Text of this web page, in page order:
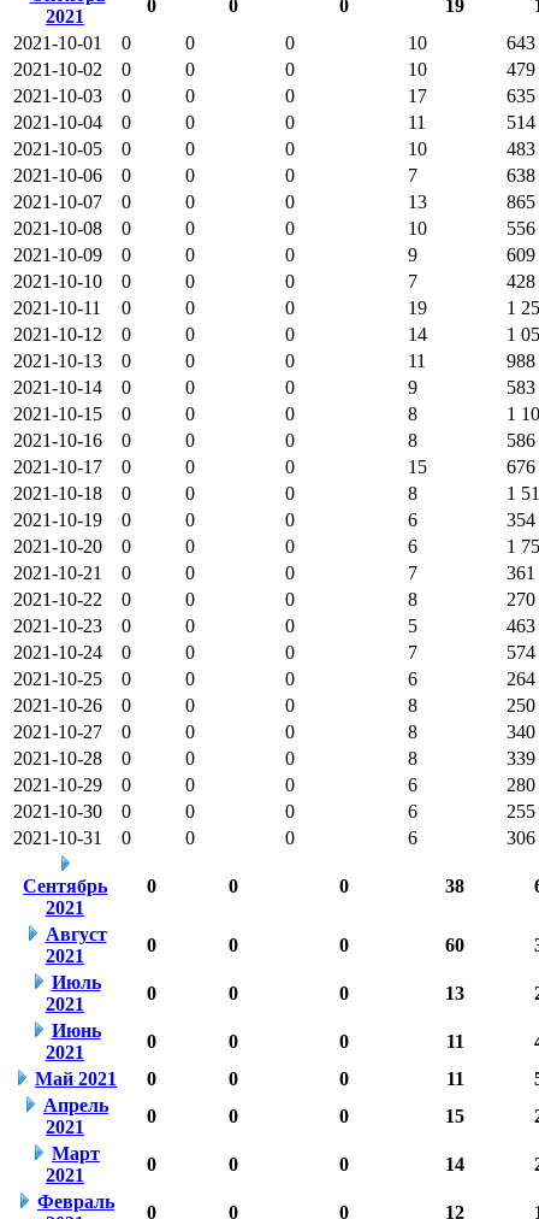
2021
0 0 0 19
2021-10-01
0 0 0 10
643
2021-10-02
0 0 0 10
479
2021-10-03
0 0 0 17
635
2021-10-04
0 0 0 11
514
2021-10-05
0 0 0 10
483
2021-10-06
0 0 0 7
638
2021-10-07
0 0 0 13
865
2021-10-08
0 0 0 10
556
2021-10-09
0 0 0 9
609
2021-10-10
0 0 0 7
428
2021-10-11
0 0 0 19
1
2021-10-12
0 0 0 14
1
2021-10-13
0 0 0 11
988
2021-10-14
0 0 0 9
583
2021-10-15
0 0 0 8
1
2021-10-16
0 0 0 8
586
2021-10-17
0 0 0 15
676
2021-10-18
0 0 0 8
1
2021-10-19
0 0 0 6
354
2021-10-20
0 0 0 6
1
2021-10-21
0 0 0 7
361
2021-10-22
0 0 0 8
270
2021-10-23
0 0 0 5
463
2021-10-24
0 0 0 7
574
2021-10-25
0 0 0 6
264
2021-10-26
0 0 0 8
250
2021-10-27
0 0 0 8
340
2021-10-28
0 0 0 8
339
2021-10-29
0 0 0 6
280
2021-10-30
0 0 0 6
255
2021-10-31
0 0 0 6 306
Сентябрь
2021
0 0 0 38
Август
2021
0 0 0 60
Июль
2021
0 0 0 13
Июнь
2021
0 0 0 11
Май 2021
0 0 0 11
Апрель
2021
0 0 0 15
Март
2021
0 0 0 14
Февраль
0 0 0 12